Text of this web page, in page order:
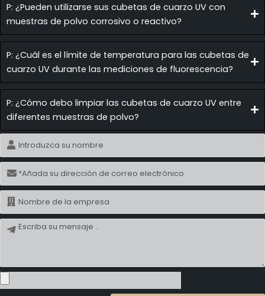
P: ¿Pueden utilizarse sus cubetas de cuarzo UV con
muestras de polvo corrosivo o reactivo?
P: ¿Cuál es el límite de temperatura para las cubetas de
cuarzo UV durante las mediciones de fluorescencia?
P: ¿Cómo debo limpiar las cubetas de cuarzo UV entre
diferentes muestras de polvo?
Nombre
Correo
electrónico
Nombre
Mensaje